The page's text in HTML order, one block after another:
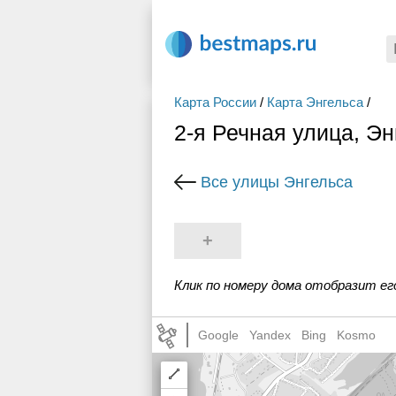
Карта России / Карта Энгельса /
2-я Речная улица,
Все улицы Энгельса
+
Клик по номеру дома отобразит
Google Yandex Bing Kosmo
Draw